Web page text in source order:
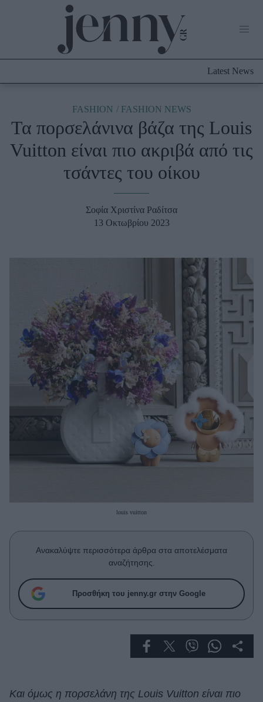
Culture
Fashion
Shopping
Beauty - Ομορφιά
Μαλλιά - Νύχια
Well being
Ψυχολογία
Υγεία + Διατροφή
Σχέσεις & Σεξ
Fitness
Woman Power
Working Girl
Πρόσωπα
Celebrities
Συνεντεύξεις
True Stories
Ask the Guru
Success Stories
Latest News
FASHION FASHION NEWS
Τα πορσελάνινα βάζα της Louis
Vuitton είναι πιο ακριβά από τις
τσάντες του οίκου
Σοφία Χριστίνα Ραδίτσα
13 Οκτωβρίου 2023
louis vuitton
Ανακαλύψτε περισσότερα άρθρα στα αποτελέσματα
αναζήτησης.
Προσθήκη του jenny.gr στην Google
Και όμως η πορσελάνη της Louis Vuitton είναι πιο